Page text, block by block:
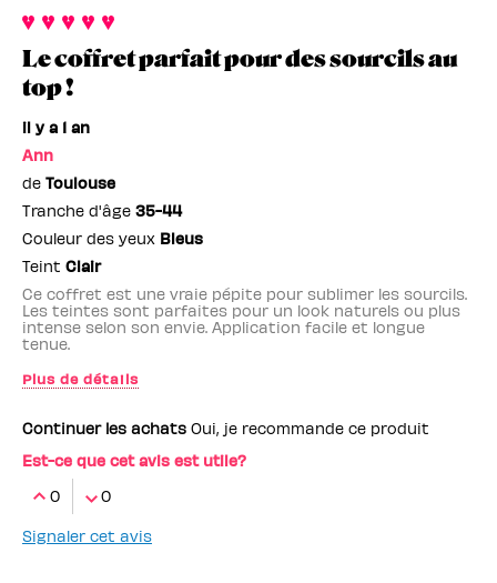
Le coffret parfait pour des sourcils au
top !
il y a 1 an
Ann
de Toulouse
Tranche d'âge 35-44
Couleur des yeux Bleus
Teint Clair
Ce coffret est une vraie pépite pour sublimer les sourcils.
Les teintes sont parfaites pour un look naturels ou plus
intense selon son envie. Application facile et longue
tenue.
Plus de détails
Continuer les achats Oui, je recommande ce produit
Est-ce que cet avis est utile?
0
0
Signaler cet avis